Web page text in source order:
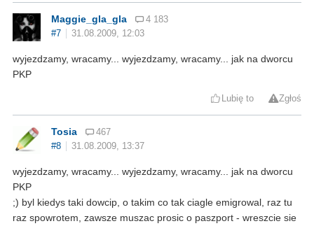
Maggie_gla_gla
4 183
#7
31.08.2009, 12:03
wyjezdzamy, wracamy... wyjezdzamy, wracamy... jak na dworcu
PKP
Lubię to Zgłoś
Tosia
467
#8
31.08.2009, 13:37
wyjezdzamy, wracamy... wyjezdzamy, wracamy... jak na dworcu
PKP
;) byl kiedys taki dowcip, o takim co tak ciagle emigrowal, raz tu
raz spowrotem, zawsze muszac prosic o paszport - wreszcie sie